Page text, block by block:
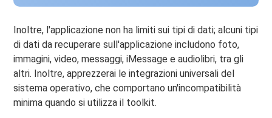
Inoltre, l'applicazione non ha limiti sui tipi di dati; alcuni tipi
di dati da recuperare sull'applicazione includono foto,
immagini, video, messaggi, iMessage e audiolibri, tra gli
altri. Inoltre, apprezzerai le integrazioni universali del
sistema operativo, che comportano un'incompatibilità
minima quando si utilizza il toolkit.